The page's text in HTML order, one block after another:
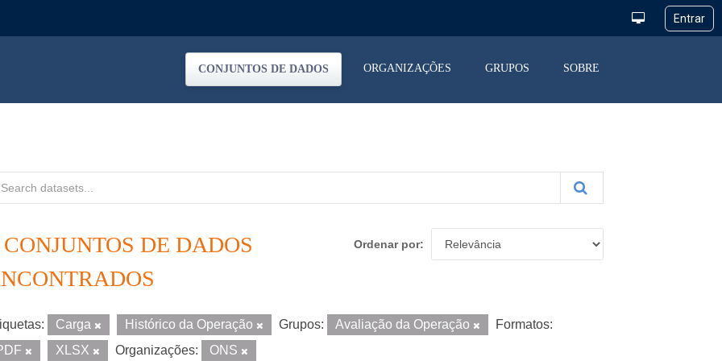
CONJUNTOS DE DADOS ORGANIZAÇÕES GRUPOS SOBRE
Ordenar por
CONJUNTOS DE DADOS
Carga Histórico da Operação Grupos: Avaliação da Operação
Formatos:
XLSX Organizações: ONS